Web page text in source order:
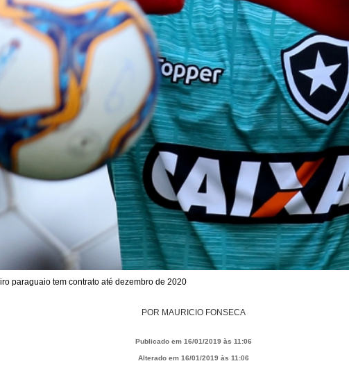
paraguaio tem contrato até dezembro de 2020
POR MAURICIO FONSECA
Publicado em 16/01/2019 às 11:06
Alterado em 16/01/2019 às 11:06